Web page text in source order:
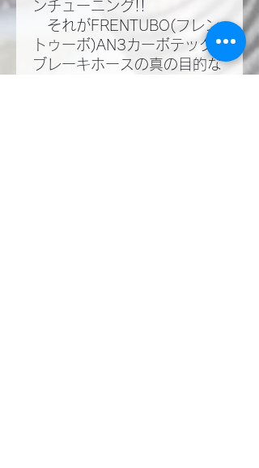
ンチューニング!!​
それがFRENTUBO(フレン
トゥーボ)AN3カーボテック
ブレーキホースの真の目的な